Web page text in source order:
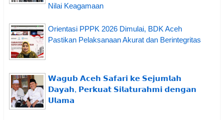
Nilai Keagamaan
Orientasi PPPK 2026 Dimulai, BDK Aceh
Pastikan Pelaksanaan Akurat dan Berintegritas
𝗪𝗮𝗴𝘂𝗯 𝗔𝗰𝗲𝗵 𝗦𝗮𝗳𝗮𝗿𝗶 𝗸𝗲 𝗦𝗲𝗷𝘂𝗺𝗹𝗮𝗵
𝗗𝗮𝘆𝗮𝗵, 𝗣𝗲𝗿𝗸𝘂𝗮𝘁 𝗦𝗶𝗹𝗮𝘁𝘂𝗿𝗮𝗵𝗺𝗶 𝗱𝗲𝗻𝗴𝗮𝗻
𝗨𝗹𝗮𝗺𝗮